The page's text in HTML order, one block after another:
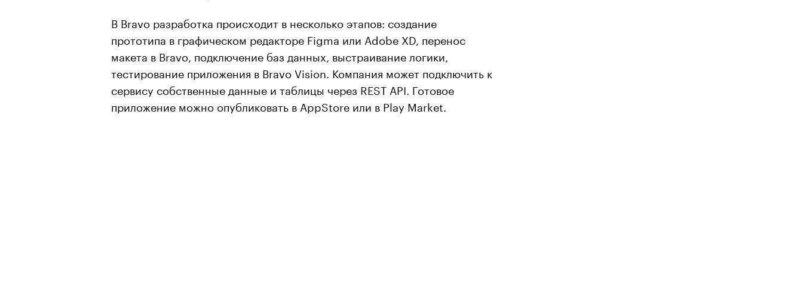
В Bravo разработка происходит в несколько этапов: создание
прототипа в графическом редакторе Figma или Adobe XD, перенос
макета в Bravo, подключение баз данных, выстраивание логики,
тестирование приложения в Bravo Vision. Компания может подключить к
сервису собственные данные и таблицы через REST API. Готовое
приложение можно опубликовать в AppStore или в Play Market.